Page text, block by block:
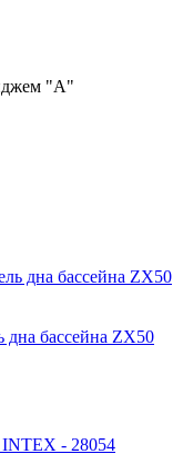
"А"
дна бассейна ZX50